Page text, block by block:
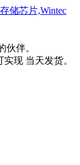
伙伴。
现 当天发货。